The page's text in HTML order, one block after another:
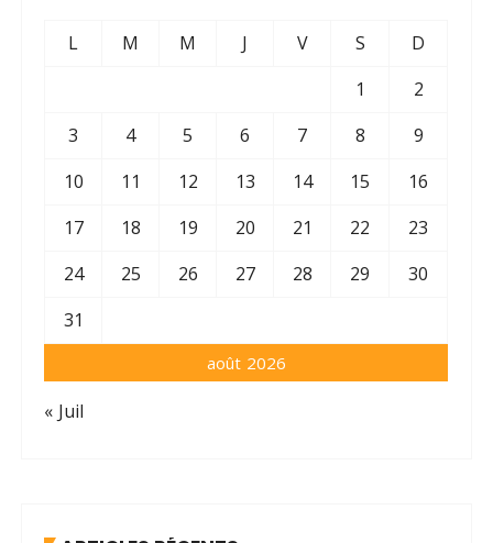
août 2026
L M M J V S
D
1
2
3
4 5 6 7 8
9
10
11 12 13 14 15
16
17
18 19 20 21 22
23
24
25 26 27 28 29
30
31
« Juil